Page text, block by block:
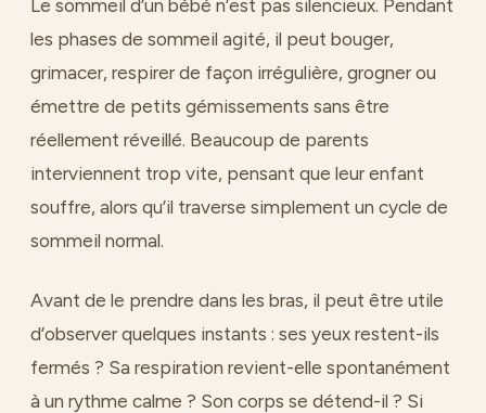
Le sommeil d’un bébé n’est pas silencieux. Pendant
les phases de sommeil agité, il peut bouger,
grimacer, respirer de façon irrégulière, grogner ou
émettre de petits gémissements sans être
réellement réveillé. Beaucoup de parents
interviennent trop vite, pensant que leur enfant
souffre, alors qu’il traverse simplement un cycle de
sommeil normal.
Avant de le prendre dans les bras, il peut être utile
d’observer quelques instants : ses yeux restent-ils
fermés ? Sa respiration revient-elle spontanément
à un rythme calme ? Son corps se détend-il ? Si